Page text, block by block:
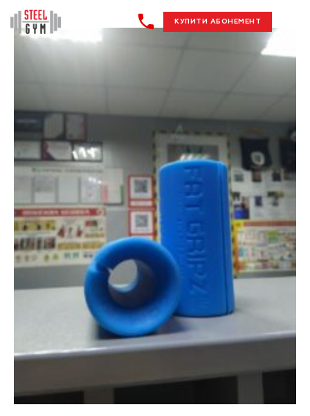
КУПИТИ АБОНЕМЕНТ